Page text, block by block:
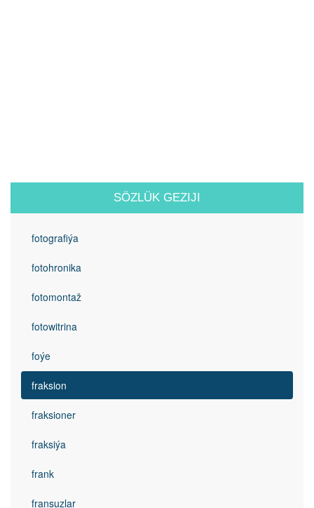
SÖZLÜK GEZIJI
fotografiýa
fotohronika
fotomontaž
fotowitrina
foýe
fraksion
fraksioner
fraksiýa
frank
fransuzlar